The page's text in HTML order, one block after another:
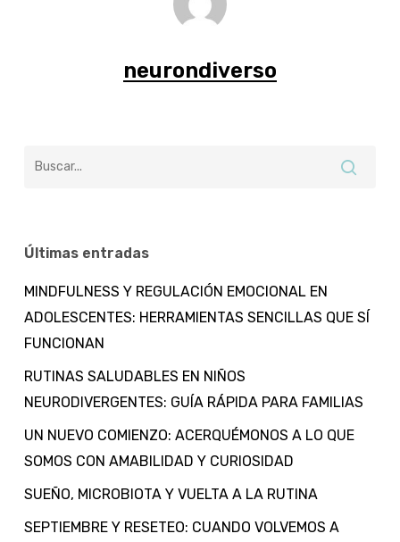
neurondiverso
Últimas entradas
MINDFULNESS Y REGULACIÓN EMOCIONAL EN
ADOLESCENTES: HERRAMIENTAS SENCILLAS QUE SÍ
FUNCIONAN
RUTINAS SALUDABLES EN NIÑOS
NEURODIVERGENTES: GUÍA RÁPIDA PARA FAMILIAS
UN NUEVO COMIENZO: ACERQUÉMONOS A LO QUE
SOMOS CON AMABILIDAD Y CURIOSIDAD
SUEÑO, MICROBIOTA Y VUELTA A LA RUTINA
SEPTIEMBRE Y RESETEO: CUANDO VOLVEMOS A